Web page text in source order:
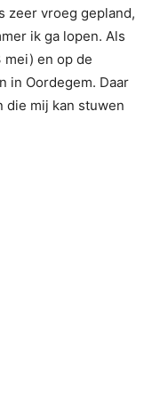
zeer vroeg gepland,
ik ga lopen. Als
mei) en op de
in Oordegem. Daar
die mij kan stuwen